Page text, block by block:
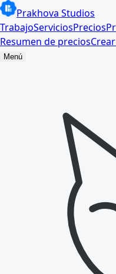
Prakhova Studios
TrabajoServiciosPrecios
Resumen de precios
Menú